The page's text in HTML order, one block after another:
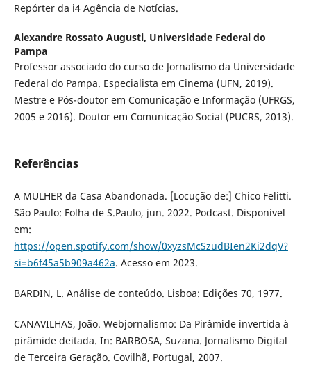
Repórter da i4 Agência de Notícias.
Alexandre Rossato Augusti, Universidade Federal do
Pampa
Professor associado do curso de Jornalismo da Universidade
Federal do Pampa. Especialista em Cinema (UFN, 2019).
Mestre e Pós-doutor em Comunicação e Informação (UFRGS,
2005 e 2016). Doutor em Comunicação Social (PUCRS, 2013).
Referências
A MULHER da Casa Abandonada. [Locução de:] Chico Felitti.
São Paulo: Folha de S.Paulo, jun. 2022. Podcast. Disponível
em:
https://open.spotify.com/show/0xyzsMcSzudBIen2Ki2dqV?
si=b6f45a5b909a462a. Acesso em 2023.
BARDIN, L. Análise de conteúdo. Lisboa: Edições 70, 1977.
CANAVILHAS, João. Webjornalismo: Da Pirâmide invertida à
pirâmide deitada. In: BARBOSA, Suzana. Jornalismo Digital
de Terceira Geração. Covilhã, Portugal, 2007.